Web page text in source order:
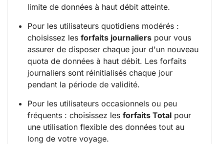
limite de données à haut débit atteinte.
Pour les utilisateurs quotidiens modérés :
choisissez les forfaits journaliers pour vous
assurer de disposer chaque jour d'un nouveau
quota de données à haut débit. Les forfaits
journaliers sont réinitialisés chaque jour
pendant la période de validité.
Pour les utilisateurs occasionnels ou peu
fréquents : choisissez les forfaits Total pour
une utilisation flexible des données tout au
long de votre voyage.